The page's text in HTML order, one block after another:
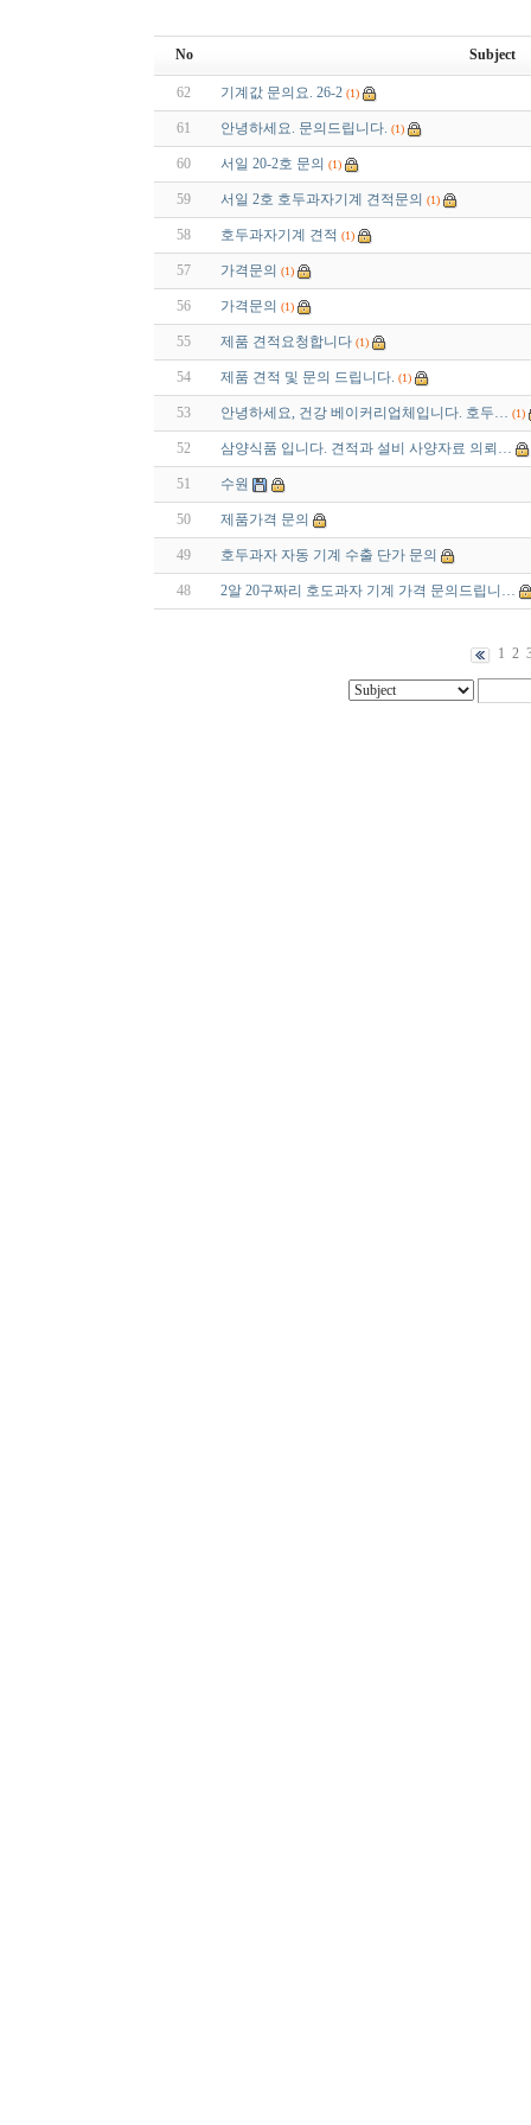
No Subject
62 기계값 문의요. 26-2 (1)
61 안녕하세요. 문의드립니다. (1)
60 서일 20-2호 문의 (1)
59 서일 2호 호두과자기계 견적문의 (1)
58 호두과자기계 견적 (1)
57 가격문의 (1)
56 가격문의 (1)
55 제품 견적요청합니다 (1)
54 제품 견적 및 문의 드립니다. (1)
53 안녕하세요, 건강 베이커리업체입니다. 호두… (1)
52 삼양식품 입니다. 견적과 설비 사양자료 의뢰…
51 수원
50 제품가격 문의
49 호두과자 자동 기계 수출 단가 문의
48 2알 20구짜리 호도과자 기계 가격 문의드립니…
1 2